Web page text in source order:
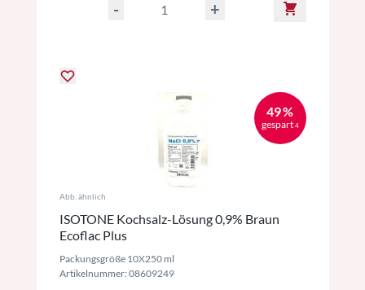
- +
49 %
gespart 4
Abb. ähnlich
ISOTONE Kochsalz-Lösung 0,9% Braun
Ecoflac Plus
Packungsgröße 10X250 ml
Artikelnummer: 08609249